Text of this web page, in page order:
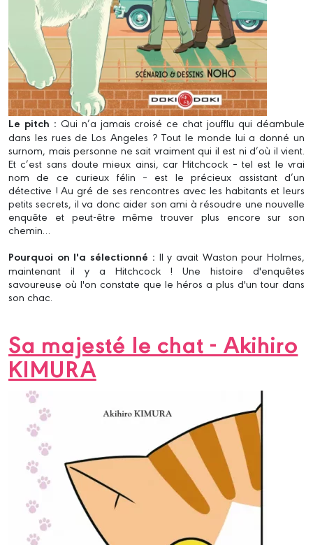
Le pitch : Qui n’a jamais croisé ce chat joufflu qui déambule
dans les rues de Los Angeles ? Tout le monde lui a donné un
surnom, mais personne ne sait vraiment qui il est ni d’où il vient.
Et c’est sans doute mieux ainsi, car Hitchcock – tel est le vrai
nom de ce curieux félin – est le précieux assistant d’un
détective ! Au gré de ses rencontres avec les habitants et leurs
petits secrets, il va donc aider son ami à résoudre une nouvelle
enquête et peut-être même trouver plus encore sur son
chemin…
Pourquoi on l'a sélectionné : Il y avait Waston pour Holmes,
maintenant il y a Hitchcock ! Une histoire d'enquêtes
savoureuse où l'on constate que le héros a plus d'un tour dans
son chac.
Sa majesté le chat - Akihiro
KIMURA